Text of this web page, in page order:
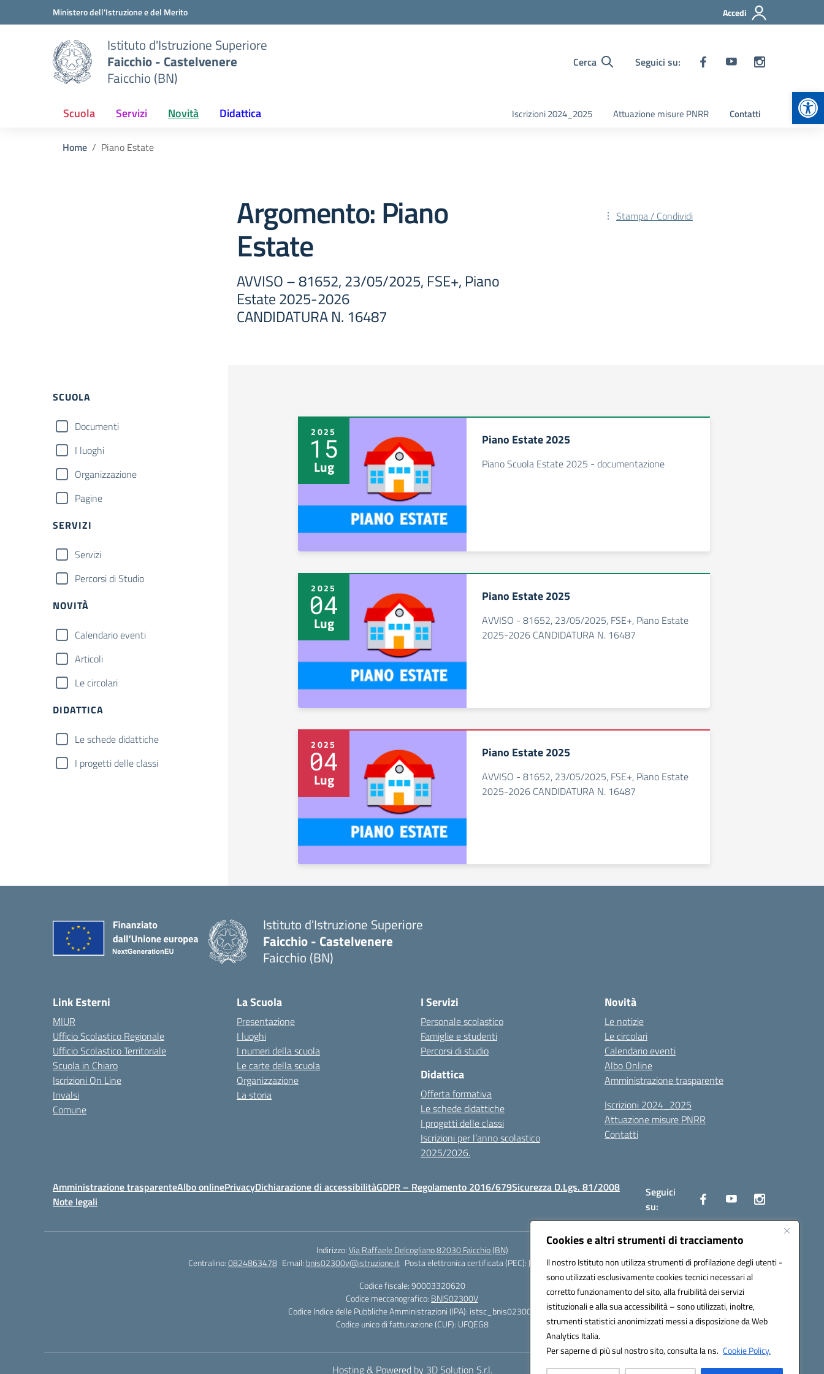
Cookies e altri strumenti di tracciamento
Il nostro Istituto non utilizza strumenti di profilazione degli utenti -
sono utilizzati esclusivamente cookies tecnici necessari al
corretto funzionamento del sito, alla fruibilità dei servizi
istituzionali e alla sua accessibilità – sono utilizzati, inoltre,
strumenti statistici anonimizzati messi a disposizione da Web
Analytics Italia.
Per saperne di più sul nostro sito, consulta la ns. Cookie Policy.
Vai ai contenuti
Vai al menu di navigazioneMinistero dell'Istruzione e del Merito Accedi
Istituto d'Istruzione Superiore
Faicchio - Castelvenere
Faicchio (BN)
Cerca Seguici su:
Scuola Servizi Novità Didattica Iscrizioni 2024_2025 Attuazione misure PNRR Contatti
Home Piano Estate
Argomento: Piano
Estate
AVVISO – 81652, 23/05/2025, FSE+, Piano
Estate 2025-2026
CANDIDATURA N. 16487
Stampa / Condividi
Filtri
SCUOLA
Documenti
I luoghi
Organizzazione
Pagine
SERVIZI
Servizi
Percorsi di Studio
NOVITÀ
Calendario eventi
Articoli
Le circolari
DIDATTICA
Le schede didattiche
I progetti delle classi
2025
15
Lug
Piano Estate 2025
Piano Scuola Estate 2025 - documentazione
2025
04
Lug
Piano Estate 2025
AVVISO - 81652, 23/05/2025, FSE+, Piano Estate
2025-2026 CANDIDATURA N. 16487
2025
04
Lug
Piano Estate 2025
AVVISO - 81652, 23/05/2025, FSE+, Piano Estate
2025-2026 CANDIDATURA N. 16487
Istituto d'Istruzione Superiore
Faicchio - Castelvenere
Faicchio (BN)
Link Esterni
MIUR
Ufficio Scolastico Regionale
Ufficio Scolastico Territoriale
Scuola in Chiaro
Iscrizioni On Line
Invalsi
Comune
La Scuola
Presentazione
I luoghi
I numeri della scuola
Le carte della scuola
Organizzazione
La storia
I Servizi
Personale scolastico
Famiglie e studenti
Percorsi di studio
Didattica
Offerta formativa
Le schede didattiche
I progetti delle classi
Iscrizioni per l’anno scolastico
2025/2026.
Novità
Le notizie
Le circolari
Calendario eventi
Albo Online
Amministrazione trasparente
Iscrizioni 2024_2025
Attuazione misure PNRR
Contatti
Amministrazione trasparenteAlbo onlinePrivacyDichiarazione di accessibilitàGDPR – Regolamento 2016/679Sicurezza D.Lgs. 81/2008
Note legali
Seguici
su:
Indirizzo:Via Raffaele Delcogliano 82030 Faicchio (BN)
Centralino:0824863478 Email: bnis02300v@istruzione.it Posta elettronica certificata (PEC): bnis02300v@pec.istruzione.it
Codice fiscale: 90003320620
Codice meccanografico: BNIS02300V
Codice Indice delle Pubbliche Amministrazioni (IPA): istsc_bnis02300v
Codice unico di fatturazione (CUF): UFQEG8
Hosting & Powered by 3D Solution S.r.l.